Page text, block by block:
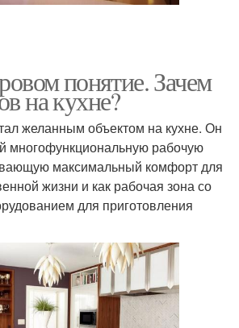
понятие. Зачем
на кухне?
желанным объектом на кухне. Он
многофункциональную рабочую
максимальный комфорт для
жизни и как рабочая зона со
для приготовления